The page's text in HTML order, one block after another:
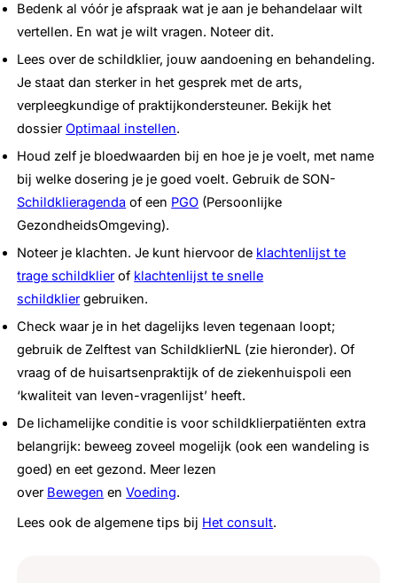
Bedenk al vóór je afspraak wat je aan je behandelaar wilt
vertellen. En wat je wilt vragen. Noteer dit.
Lees over de schildklier, jouw aandoening en behandeling.
Je staat dan sterker in het gesprek met de arts,
verpleegkundige of praktijkondersteuner. Bekijk het
dossierOptimaal instellen.
Houd zelf je bloedwaarden bij en hoe je je voelt, met name
bij welke dosering je je goed voelt. Gebruik de SON-
Schildklieragenda of een PGO (Persoonlijke
GezondheidsOmgeving).
Noteer je klachten. Je kunt hiervoor de klachtenlijst te
trage schildklierof klachtenlijst te snelle
schildkliergebruiken.
Check waar je in het dagelijks leven tegenaan loopt;
gebruik de Zelftest van SchildklierNL (zie hieronder). Of
vraag of de huisartsenpraktijk of de ziekenhuispoli een
‘kwaliteit van leven-vragenlijst’ heeft.
De lichamelijke conditie is voor schildklierpatiënten extra
belangrijk: beweeg zoveel mogelijk (ook een wandeling is
goed) en eet gezond. Meer lezen
over Bewegen enVoeding.
Lees ook de algemene tips bij Het consult.